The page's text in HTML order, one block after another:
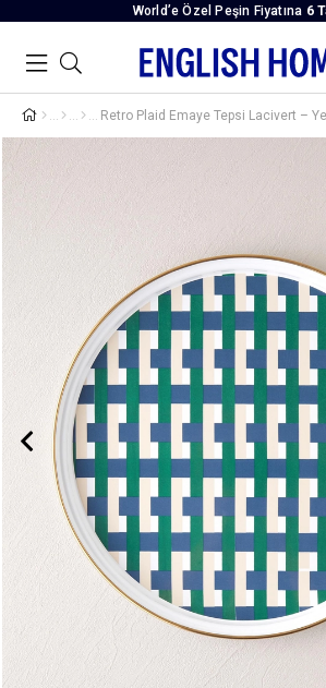
World’e Özel Peşin Fiyatına 6
Retro Plaid Emaye Tepsi Lacivert –